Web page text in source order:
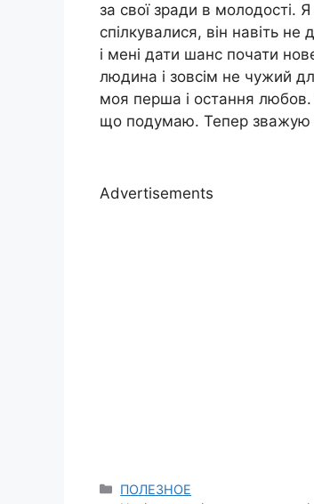
за свої зради в молодості.
спілкувалися, він навіть
і мені дати шанс почати
людина і зовсім не чужий
моя перша і остання любов.
що подумаю. Тепер зважую
Advertisements
Categories
ПОЛЕЗНОЕ